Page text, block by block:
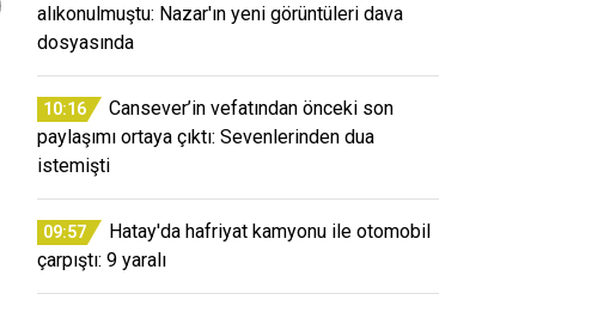
alıkonulmuştu: Nazar'ın yeni görüntüleri dava
dosyasında
10:16
Cansever’in vefatından önceki son
paylaşımı ortaya çıktı: Sevenlerinden dua
istemişti
09:57
Hatay'da hafriyat kamyonu ile otomobil
çarpıştı: 9 yaralı